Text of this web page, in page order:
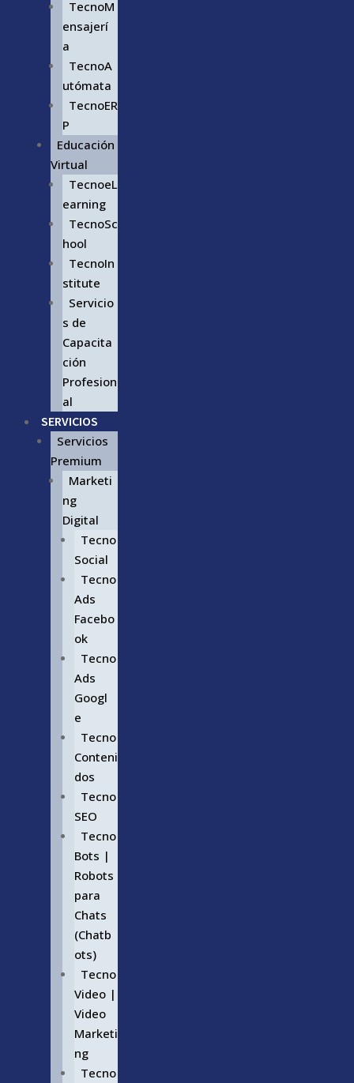
TecnoM
ensajerí
a
TecnoA
utómata
TecnoER
P
Educación
Virtual
TecnoeL
earning
TecnoSc
hool
TecnoIn
stitute
Servicio
s de
Capacita
ción
Profesion
al
SERVICIOS
Servicios
Premium
Marketi
ng
Digital
Tecno
Social
Tecno
Ads
Facebo
ok
Tecno
Ads
Googl
e
Tecno
Conteni
dos
Tecno
SEO
Tecno
Bots |
Robots
para
Chats
(Chatb
ots)
Tecno
Video |
Video
Marketi
ng
Tecno